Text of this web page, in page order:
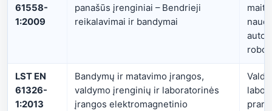
61558-
1:2009
panašūs įrenginiai – Bendrieji
reikalavimai ir bandymai
LST EN
61326-
1:2013
Bandymų ir matavimo įrangos,
valdymo įrenginių ir laboratorinės
įrangos elektromagnetinio